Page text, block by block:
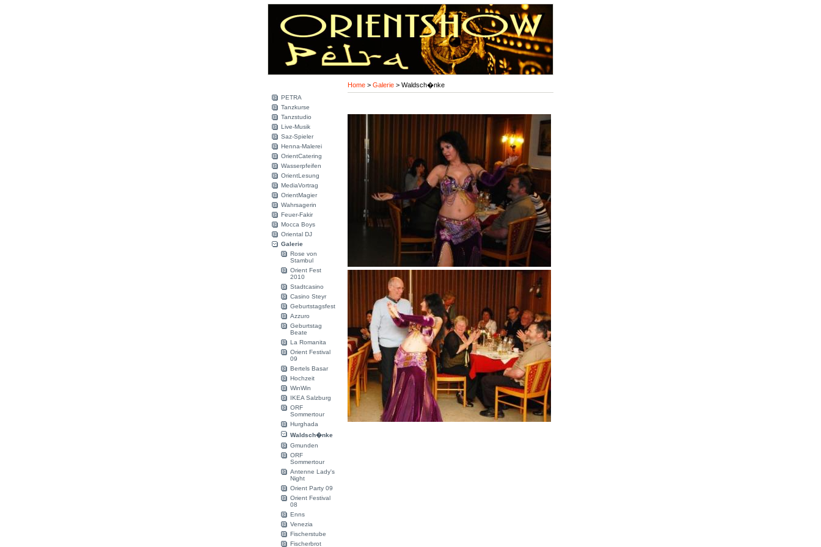
PETRA
Tanzkurse
Tanzstudio
Live-Musik
Saz-Spieler
Henna-Malerei
OrientCatering
Wasserpfeifen
OrientLesung
MediaVortrag
OrientMagier
Wahrsagerin
Feuer-Fakir
Mocca Boys
Oriental DJ
Galerie
Rose von
Stambul
Orient Fest
2010
Stadtcasino
Casino Steyr
Geburtstagsfest
Azzuro
Geburtstag
Beate
La Romanita
Orient Festival
09
Bertels Basar
Hochzeit
WinWin
IKEA Salzburg
ORF
Sommertour
Hurghada
Waldsch�nke
Gmunden
ORF
Sommertour
Antenne Lady's
Night
Orient Party 09
Orient Festival
08
Enns
Venezia
Fischerstube
Fischerbrot
Home > Galerie > Waldsch�nke